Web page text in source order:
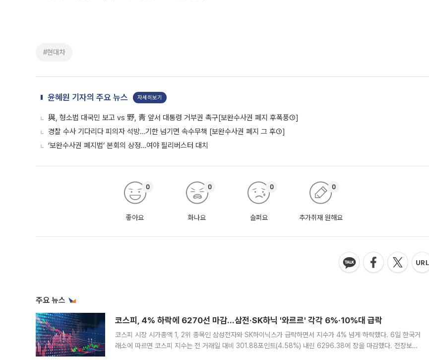
#현대차
윤혜원 기자의 주요 뉴스 자세히보기
與, 형소법 대국민 보고 vs 野, 靑 앞서 대통령 거부권 촉구[보완수사권 폐지 후폭풍①]
경찰 수사 기다리다 피의자 석방…기한 넘기면 속수무책 [보완수사권 폐지 그 후①]
‘보완수사권 폐지법’ 본회의 상정…여야 필리버스터 대치
좋아요
0
화나요
0
슬퍼요
0
추가취재 원해요
0
주요 뉴스
코스피, 4% 하락에 6270선 마감…삼전·SK하닉 '와르르' 각각 6%·10%대 급락
코스피 시장 시가총액 1, 2위 종목인 삼성전자와 SK하이닉스가 급락하면서 지수가 4% 넘게 하락했다. 6일 한국거
래소에 따르면 코스피 지수는 전 거래일 대비 301.88포인트(4.58%) 내린 6296.38에 장을 마감했다. 전장보다